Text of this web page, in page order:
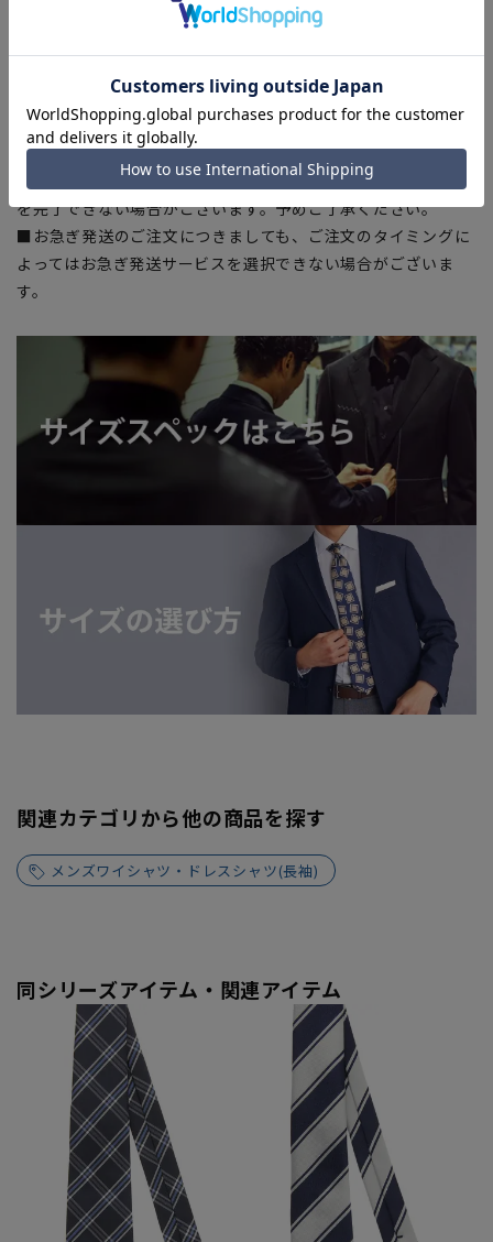
部、商品現物におすすめサイズ(ヌードサイズ)を記載している
加減により、実際の商品と掲載画像の色味が異なる場合がござ
います。
■店舗や各モールサイトと商品在庫を共有しております関係
上、ご注文いただいたタイミングにより欠品が発生し、ご注文
を完了できない場合がございます。予めご了承ください。
■お急ぎ発送のご注文につきましても、ご注文のタイミングに
よってはお急ぎ発送サービスを選択できない場合がございま
す。
関連カテゴリから他の商品を探す
メンズワイシャツ・ドレスシャツ(長袖)
同シリーズアイテム・関連アイテム